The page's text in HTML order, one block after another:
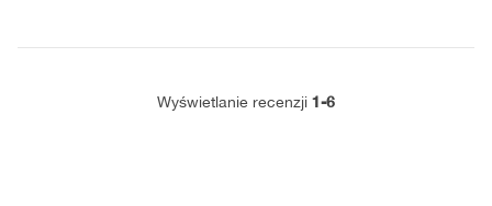
Wyświetlanie recenzji 1-6